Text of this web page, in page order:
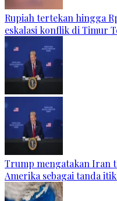
Rupiah tertekan hingga
eskalasi konflik di Timur
Trump mengatakan Iran
Amerika sebagai tanda